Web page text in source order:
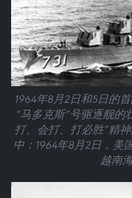
1964年8月2日和5日的
“马多克斯”号驱逐舰的
打、会打、打必胜”精
中：1964年8月2日，美
越南